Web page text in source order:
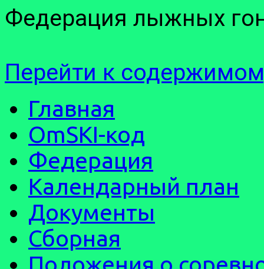
Федерация лыжных
Перейти к
Главная
OmSKI-код
Федерация
Календарный план
Документы
Сборная